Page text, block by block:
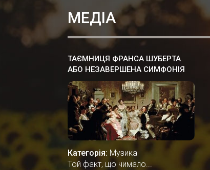
МЕДІА
ТАЄМНИЦЯ ФРАНСА ШУБЕРТА
АБО НЕЗАВЕРШЕНА СИМФОНІЯ
№8
Категорія: Музика
Той факт, що чимало...